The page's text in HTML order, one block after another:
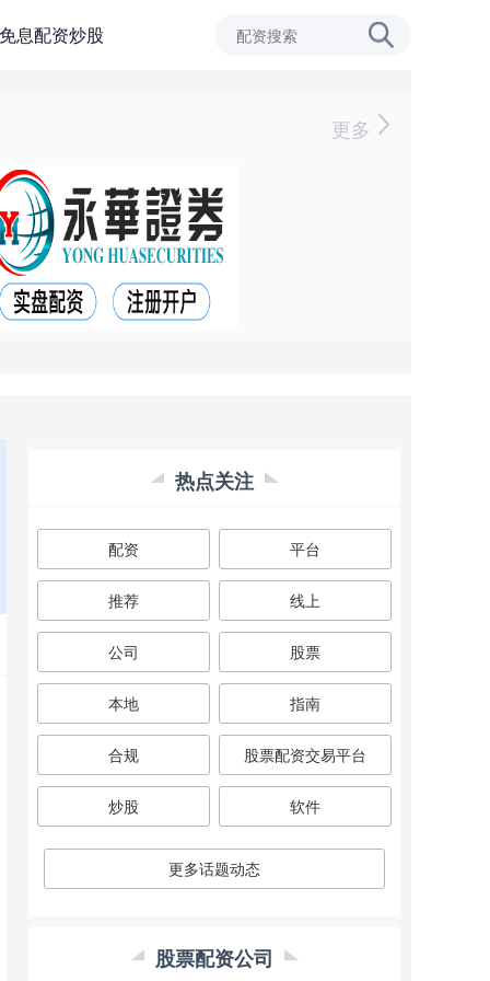
息配资炒股
更多
热点关注
配资 平台
推荐 线上
公司 股票
本地 指南
合规 股票配资交易平台
炒股 软件
更多话题动态
股票配资公司